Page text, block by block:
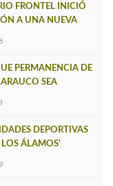
FRONTEL INICIÓ
A UNA NUEVA
PERMANENCIA DE
SEA
DEPORTIVAS
LOS ÁLAMOS'